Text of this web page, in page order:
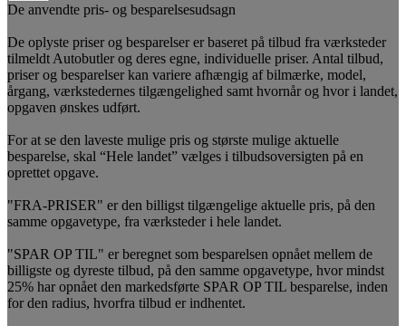
De anvendte pris- og besparelsesudsagn
De oplyste priser og besparelser er baseret på tilbud fra værksteder
tilmeldt Autobutler og deres egne, individuelle priser. Antal tilbud,
priser og besparelser kan variere afhængig af bilmærke, model,
årgang, værkstedernes tilgængelighed samt hvornår og hvor i landet,
opgaven ønskes udført.
For at se den laveste mulige pris og største mulige aktuelle
besparelse, skal “Hele landet” vælges i tilbudsoversigten på en
oprettet opgave.
"FRA-PRISER" er den billigst tilgængelige aktuelle pris, på den
samme opgavetype, fra værksteder i hele landet.
"SPAR OP TIL" er beregnet som besparelsen opnået mellem de
billigste og dyreste tilbud, på den samme opgavetype, hvor mindst
25% har opnået den markedsførte SPAR OP TIL besparelse, inden
for den radius, hvorfra tilbud er indhentet.